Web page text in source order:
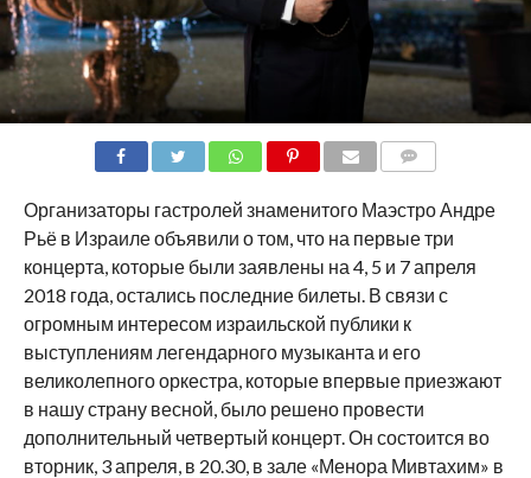
Организаторы гастролей знаменитого Маэстро Андре
Рьё в Израиле объявили о том, что на первые три
концерта, которые были заявлены на 4, 5 и 7 апреля
2018 года, остались последние билеты. В связи с
огромным интересом израильской публики к
выступлениям легендарного музыканта и его
великолепного оркестра, которые впервые приезжают
в нашу страну весной, было решено провести
дополнительный четвертый концерт. Он состоится во
вторник, 3 апреля, в 20.30, в зале «Менора Мивтахим» в